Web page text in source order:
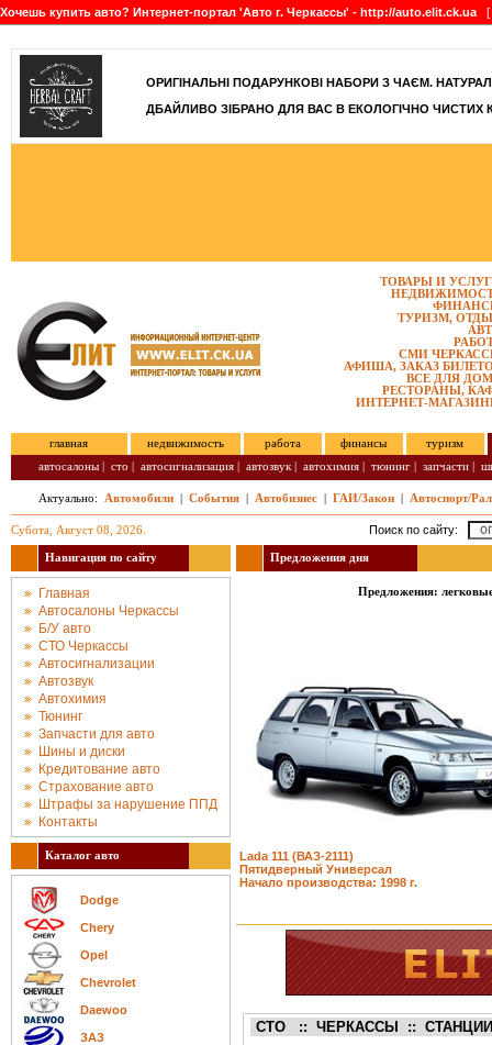
Хочешь купить авто? Интернет-портал 'Авто г. Черкассы' - http://auto.elit.ck.ua [
]
ОРИГІНАЛЬНІ ПОДАРУНКОВІ НАБОРИ З ЧАЄМ.
ДБАЙЛИВО ЗІБРАНО ДЛЯ ВАС В ЕКОЛОГІЧНО ЧИСТИХ
ТОВАРЫ И
ТУРИЗМ,
СМИ
АФИША, ЗАКАЗ
ВСЕ ДЛЯ
РЕСТОРАНЫ,
ИНТЕРНЕТ-
главная недвижимость работа финансы
туризм
автосалоны
сто автосигнализация автозвук автохимия тюнинг запчасти
Актуально: Автомобили | События | Автобизнес | ГАИ/Закон | Автоспорт/
Субота, Август 08, 2026. Поиск по сайту:
Навигация по сайту
Главная
Автосалоны Черкассы
Б/У авто
СТО Черкассы
Автосигнализации
Автозвук
Автохимия
Тюнинг
Запчасти для авто
Шины и диски
Кредитование авто
Страхование авто
Штрафы за нарушение ППД
Контакты
Каталог авто
Dodge
Chery
Opel
Chevrolet
Daewoo
ЗАЗ
Предложения дня
Предложения:
Lada 111 (ВАЗ-2111)
Пятидверный Универсал
Начало производства: 1998 г.
СТО :: ЧЕРКАССЫ ::